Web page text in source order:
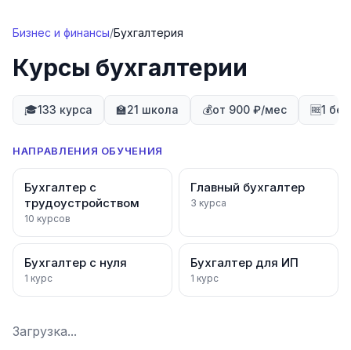
Бизнес и финансы/Бухгалтерия
Курсы бухгалтерии
🎓133 курса 🏫21 школа 💰от 900 ₽/мес 🆓1
НАПРАВЛЕНИЯ ОБУЧЕНИЯ
Бухгалтер с
трудоустройством
10 курсов
Главный бухгалтер
3 курса
Бухгалтер с нуля
1 курс
Бухгалтер для ИП
1 курс
Загрузка...